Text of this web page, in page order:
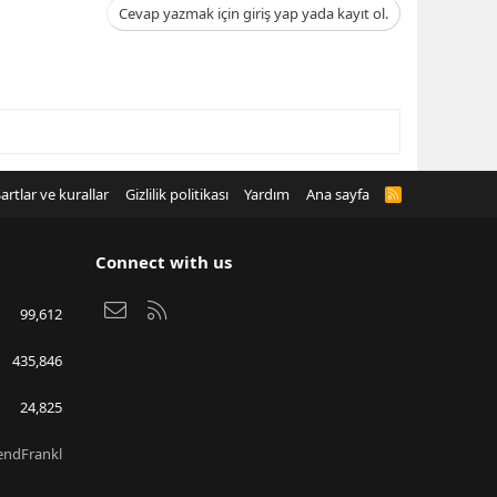
Cevap yazmak için giriş yap yada kayıt ol.
ve kurallar Gizlilik politikası Yardım Ana sayfa
R
99,612
435,846
24,825
Connect with us
Bize ulaşın